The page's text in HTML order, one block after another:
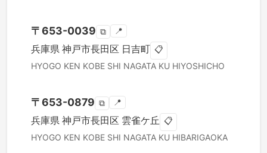
〒653-0039 ⧉ 📍
兵庫県 神戸市長田区 日吉町 📋
HYOGO KEN KOBE SHI NAGATA KU HIYOSHICHO
〒653-0879 ⧉ 📍
兵庫県 神戸市長田区 雲雀ケ丘 📋
HYOGO KEN KOBE SHI NAGATA KU HIBARIGAOKA